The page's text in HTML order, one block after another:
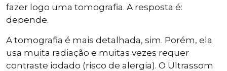
fazer logo uma tomografia. A resposta é:
depende.
A tomografia é mais detalhada, sim. Porém, ela
usa muita radiação e muitas vezes requer
contraste iodado (risco de alergia). O Ultrassom